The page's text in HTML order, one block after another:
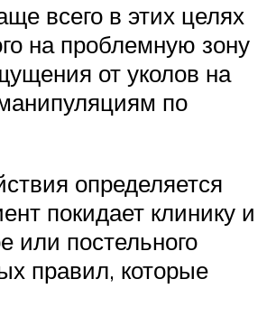
всего в этих целях
на проблемную зону
от уколов на
по
определяется
покидает клинику и
или постельного
правил, которые